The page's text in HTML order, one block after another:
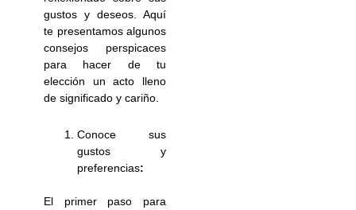
gustos y deseos. Aquí
te presentamos algunos
consejos perspicaces
para hacer de tu
elección un acto lleno
de significado y cariño.
Conoce sus
gustos y
preferencias:
El primer paso para